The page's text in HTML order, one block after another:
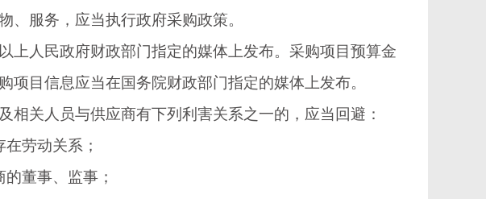
服务，应当执行政府采购政策。
民政府财政部门指定的媒体上发布。采购项目预算金
目信息应当在国务院财政部门指定的媒体上发布。
人员与供应商有下列利害关系之一的，应当回避：
劳动关系；
董事、监事；